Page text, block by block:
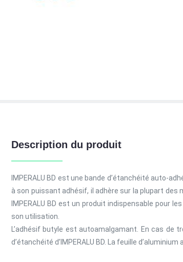
Description du produit
IMPERALU BD est une bande d’étanchéité auto-
à son puissant adhésif, il adhère sur la plupart des
IMPERALU BD est un produit indispensable pour
son utilisation.
L’adhésif butyle est autoamalgamant. En cas de
d’étanchéité d’IMPERALU BD. La feuille